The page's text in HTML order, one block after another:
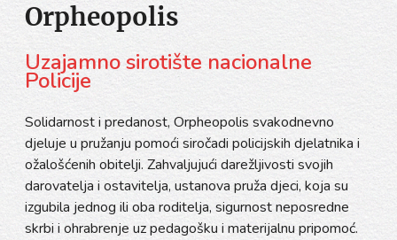
Orpheopolis
Uzajamno sirotište nacionalne
Policije
Solidarnost i predanost, Orpheopolis svakodnevno
djeluje u pružanju pomoći siročadi policijskih djelatnika i
ožalošćenih obitelji. Zahvaljujući darežljivosti svojih
darovatelja i ostavitelja, ustanova pruža djeci, koja su
izgubila jednog ili oba roditelja, sigurnost neposredne
skrbi i ohrabrenje uz pedagošku i materijalnu pripomoć.